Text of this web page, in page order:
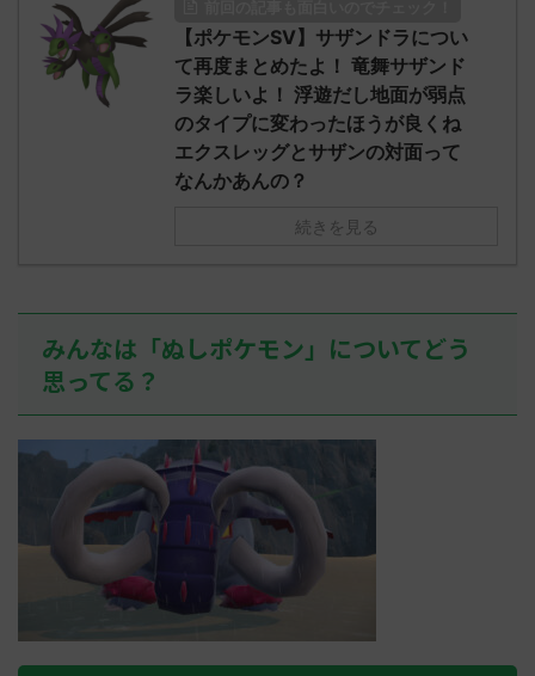
リージョ
ただダグト
れたウミト
ん0702
2023/06/28(水)
01:07:00.69ID:oUI00NrJ0 エクスレ
ッグヘルムかっこいいから助かる 名
無しさん0971 0971 名無しさん、君に
決めた！ (ﾜｯﾁｮｲW b524-NwUu)
2023/06/28(水 ...
2023/06/
え忘れたガ
たラウドボ
しさん0624
決めた！ (ﾜ
【ポケモンSV】サザンドラについ
て再度まとめたよ！ 竜舞サザンド
ラ楽しいよ！ 浮遊だし地面が弱点
のタイプに変わったほうが良くね
エクスレッグとサザンの対面って
なんかあんの？
続きを見る
みんなは「ぬしポケモン」についてどう
思ってる？